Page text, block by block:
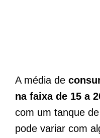
A média de
na faixa de 15 a
com um tanque
pode variar com